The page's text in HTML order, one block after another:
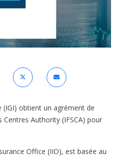
(IGI) obtient un agrément de
Centres Authority (IFSCA) pour
Office (IIO), est basée au